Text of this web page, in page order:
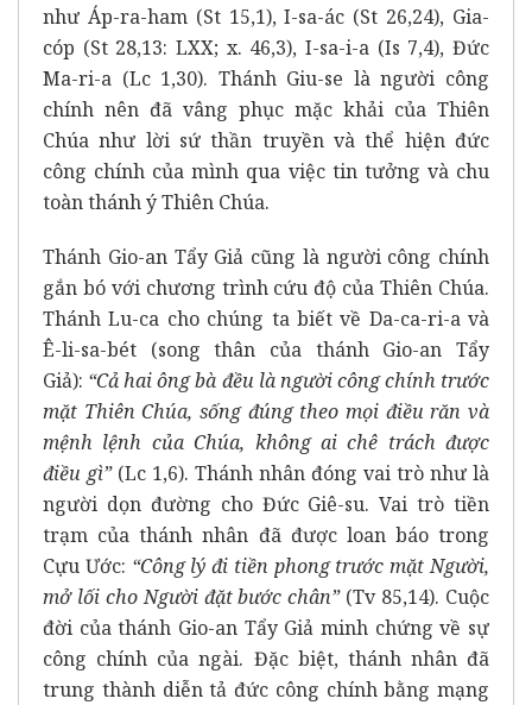
như Áp-ra-ham (St 15,1), I-sa-ác (St 26,24), Gia-
cóp (St 28,13: LXX; x. 46,3), I-sa-i-a (Is 7,4), Đức
Ma-ri-a (Lc 1,30). Thánh Giu-se là người công
chính nên đã vâng phục mặc khải của Thiên
Chúa như lời sứ thần truyền và thể hiện đức
công chính của mình qua việc tin tưởng và chu
toàn thánh ý Thiên Chúa.
Thánh Gio-an Tẩy Giả cũng là người công chính
gắn bó với chương trình cứu độ của Thiên Chúa.
Thánh Lu-ca cho chúng ta biết về Da-ca-ri-a và
Ê-li-sa-bét (song thân của thánh Gio-an Tẩy
Giả): “Cả hai ông bà đều là người công chính trước
mặt Thiên Chúa, sống đúng theo mọi điều răn và
mệnh lệnh của Chúa, không ai chê trách được
điều gì”(Lc 1,6). Thánh nhân đóng vai trò như là
người dọn đường cho Đức Giê-su. Vai trò tiền
trạm của thánh nhân đã được loan báo trong
Cựu Ước: “Công lý đi tiền phong trước mặt Người,
mở lối cho Người đặt bước chân”(Tv 85,14). Cuộc
đời của thánh Gio-an Tẩy Giả minh chứng về sự
công chính của ngài. Đặc biệt, thánh nhân đã
trung thành diễn tả đức công chính bằng mạng